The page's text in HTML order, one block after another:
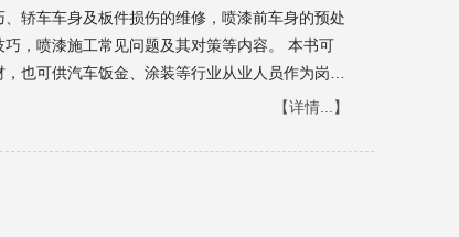
轿车车身及板件损伤的维修，喷漆前车身的预处
，喷漆施工常见问题及其对策等内容。 本书可
也可供汽车饭金、涂装等行业从业人员作为岗位
解专业技术、提高业务水平的参考用书。【详情...】